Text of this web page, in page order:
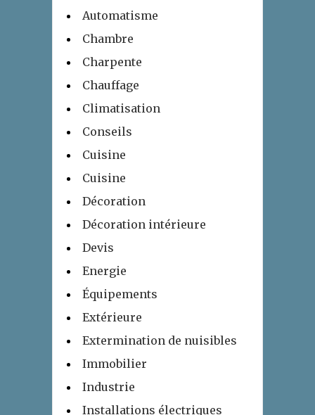
Automatisme
Chambre
Charpente
Chauffage
Climatisation
Conseils
Cuisine
Cuisine
Décoration
Décoration intérieure
Devis
Energie
Équipements
Extérieure
Extermination de nuisibles
Immobilier
Industrie
Installations électriques